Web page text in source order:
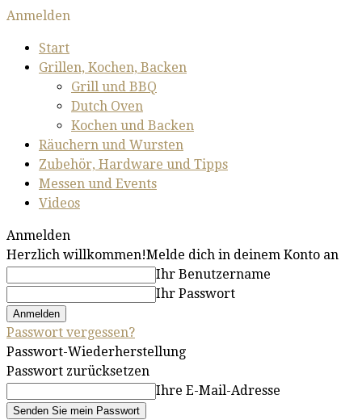
Anmelden
Start
Grillen, Kochen, Backen
Grill und BBQ
Dutch Oven
Kochen und Backen
Räuchern und Wursten
Zubehör, Hardware und Tipps
Messen und Events
Videos
Anmelden
Herzlich willkommen!Melde dich in deinem Konto an
Ihr Benutzername
Ihr Passwort
Passwort vergessen?
Passwort-Wiederherstellung
Passwort zurücksetzen
Ihre E-Mail-Adresse